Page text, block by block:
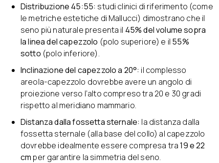
Distribuzione 45:55: studi clinici di riferimento (come
le metriche estetiche di Mallucci) dimostrano che il
seno più naturale presenta il 45% del volume sopra
la linea del capezzolo (polo superiore) e il 55%
sotto (polo inferiore).
Inclinazione del capezzolo a 20°: il complesso
areola-capezzolo dovrebbe avere un angolo di
proiezione verso l’alto compreso tra 20 e 30 gradi
rispetto al meridiano mammario.
Distanza dalla fossetta sternale: la distanza dalla
fossetta sternale (alla base del collo) al capezzolo
dovrebbe idealmente essere compresa tra19 e 22
cm per garantire la simmetria del seno.